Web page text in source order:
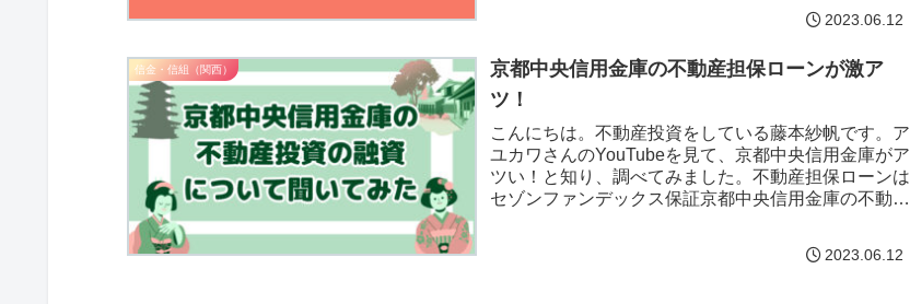
2023.06.12
信金・信組（関西）
京都中央信用金庫の不動産担保ローンが激ア
ツ！
こんにちは。不動産投資をしている藤本紗帆です。ア
ユカワさんのYouTubeを見て、京都中央信用金庫がア
ツい！と知り、調べてみました。不動産担保ローンは
セゾンファンデックス保証京都中央信用金庫の不動産
2023.06.12